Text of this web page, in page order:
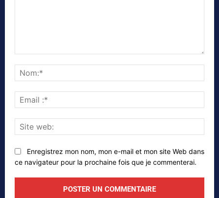
:*
web:
Enregistrez mon nom, mon e-mail et mon site Web dans
ce navigateur pour la prochaine fois que je commenterai.